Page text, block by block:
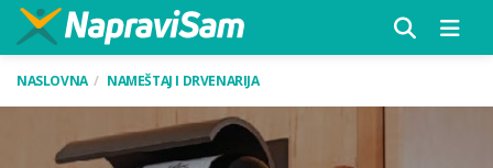
Menu
NASLOVNA NAMEŠTAJ I DRVENARIJA